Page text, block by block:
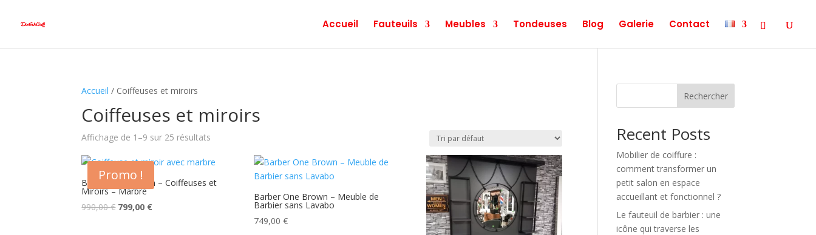
Accueil Fauteuils Meubles Tondeuses Blog Galerie Contact
Accueil / Coiffeuses et miroirs
Coiffeuses et miroirs
Affichage de 1–9 sur 25 résultats
Promo !
Barber One Brown – Coiffeuses et
Miroirs – Marbre
990,00€ Le
799,00 €Le
Barber One Brown – Meuble de
Barbier sans Lavabo
749,00 €
Rechercher
Recent Posts
Mobilier de coiffure :
comment transformer un
petit salon en espace
accueillant et fonctionnel ?
Le fauteuil de barbier : une
icône qui traverse les